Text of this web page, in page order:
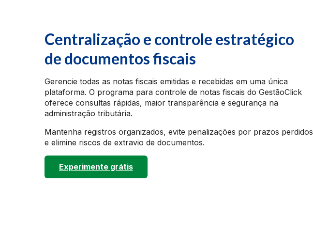
Centralização e controle estratégico
de documentos fiscais
Gerencie todas as notas fiscais emitidas e recebidas em uma única
plataforma. O programa para controle de notas fiscais do GestãoClick
oferece consultas rápidas, maior transparência e segurança na
administração tributária.
Mantenha registros organizados, evite penalizações por prazos perdidos
e elimine riscos de extravio de documentos.
Experimente grátis